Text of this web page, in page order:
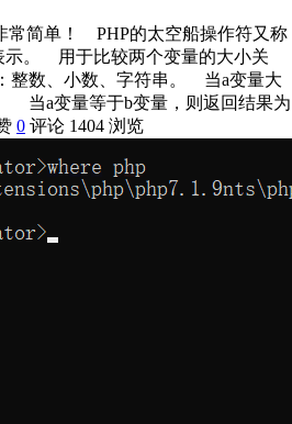
常简单！ PHP的太空船操作符又称
示。 用于比较两个变量的大小关
整数、小数、字符串。 当a变量大
当a变量等于b变量，则返回结果为
0 评论 1404 浏览